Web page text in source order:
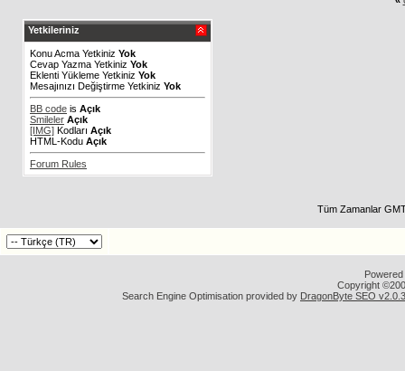
Yetkileriniz
Konu Acma Yetkiniz Yok
Cevap Yazma Yetkiniz Yok
Eklenti Yükleme Yetkiniz Yok
Mesajınızı Değiştirme Yetkiniz Yok
BB code is Açık
Smileler Açık
[IMG] Kodları Açık
HTML-Kodu Açık
Forum Rules
Tüm Zamanlar
Copyright
Search Engine Optimisation provided by DragonByte SEO